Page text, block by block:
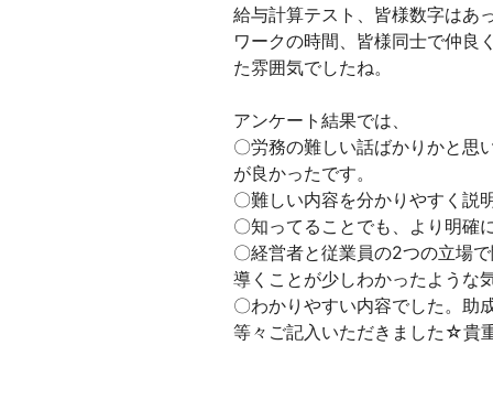
給与計算テスト、皆様数字はあ
ワークの時間、皆様同士で仲良
た雰囲気でしたね。
アンケート結果では、
〇労務の難しい話ばかりかと思
が良かったです。
〇難しい内容を分かりやすく説
〇知ってることでも、より明確
〇経営者と従業員の2つの立場
導くことが少しわかったような
〇わかりやすい内容でした。助
等々ご記入いただきました☆貴